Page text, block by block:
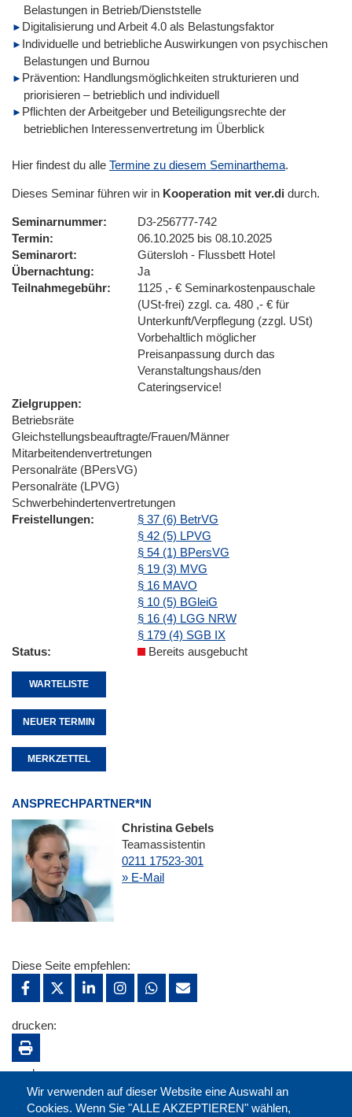
Belastungen in Betrieb/Dienststelle
Digitalisierung und Arbeit 4.0 als Belastungsfaktor
Individuelle und betriebliche Auswirkungen von psychischen
Belastungen und Burnou
Prävention: Handlungsmöglichkeiten strukturieren und
priorisieren – betrieblich und individuell
Pflichten der Arbeitgeber und Beteiligungsrechte der
betrieblichen Interessenvertretung im Überblick
Hier findest du alle Termine zu diesem Seminarthema.
Dieses Seminar führen wir in Kooperation mit ver.di durch.
Seminarnummer
D3-256777-742
Termin
06.10.2025 bis 08.10.2025
Seminarort
Gütersloh - Flussbett Hotel
Übernachtung
Ja
Teilnahmegebühr
1125 ,- € Seminarkostenpauschale
(USt-frei) zzgl. ca. 480 ,- € für
Unterkunft/Verpflegung (zzgl. USt)
Vorbehaltlich möglicher
Preisanpassung durch das
Veranstaltungshaus/den
Cateringservice!
Zielgruppen
Betriebsräte
Gleichstellungsbeauftragte/Frauen/Männer
Mitarbeitendenvertretungen
Personalräte (BPersVG)
Personalräte (LPVG)
Schwerbehindertenvertretungen
Freistellungen
§ 37 (6) BetrVG
§ 42 (5) LPVG
§ 54 (1) BPersVG
§ 19 (3) MVG
§ 16 MAVO
§ 10 (5) BGleiG
§ 16 (4) LGG NRW
§ 179 (4) SGB IX
Status
Bereits ausgebucht
WARTELISTE
NEUER TERMIN
MERKZETTEL
ANSPRECHPARTNER*IN
Christina Gebels
Teamassistentin
0211 17523-301
» E-Mail
Wir verwenden auf dieser Website eine Auswahl an
Cookies. Wenn Sie "ALLE AKZEPTIEREN" wählen,
Diese Seite empfehlen:
drucken:
merken: